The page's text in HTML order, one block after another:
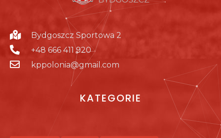
Bydgoszcz Sportowa 2
+48 666 411 920
kppolonia@gmail.com
KATEGORIE